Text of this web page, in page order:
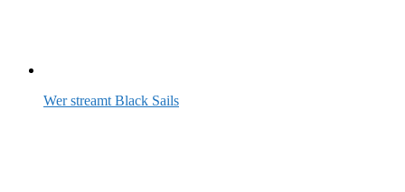
Wer streamt Black Sails